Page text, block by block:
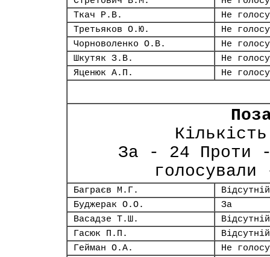
Ткач Р.В.
Не
Третьяков О.Ю.
Не
Чорноволенко О.В.
Не
Шкутяк З.В.
Не
Яценюк А.П.
Не
За - 24 Проти
Баграєв М.Г.
Відсутній
Буджерак О.О.
За
Васадзе Т.Ш.
Відсутній
Гасюк П.П.
Відсутній
Гейман О.А.
Не